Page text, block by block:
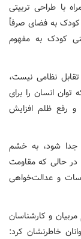
با طراحی تربیتی
به فضای صرفاً
کودک به مفهوم
نظامی نیست،
انسان را برای
و رفع ظلم افزایش
جدا شود، به خشم
حالی که مقاومت
و عدالت‌خواهی
و کارشناسان
خاطرنشان کرد: